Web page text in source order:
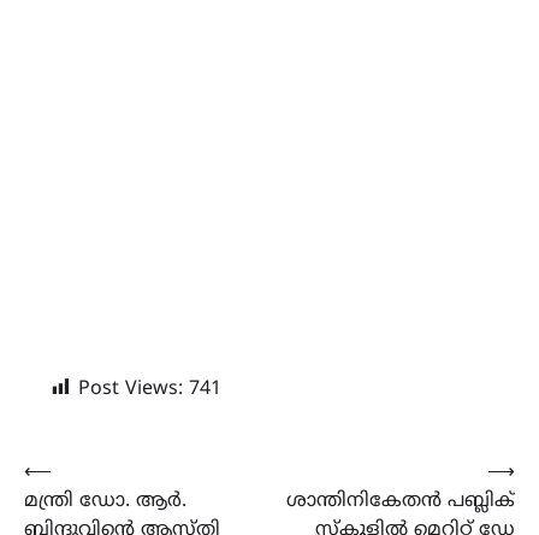
Post Views: 741
Post
navigation
⟵
മന്ത്രി ഡോ. ആർ.
ബിന്ദുവിന്റെ ആസ്തി
ശാന്തിനികേതൻ പബ്ലിക്
സ്കൂളിൽ മെറിറ്റ് ഡേ
⟶